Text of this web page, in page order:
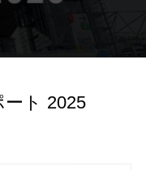
ート 2025